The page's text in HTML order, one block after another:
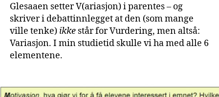
Glesaaen setter V(ariasjon) i parentes – og
skriver i debattinnlegget at den (som mange
ville tenke) ikke står for Vurdering, men altså:
Variasjon. I min studietid skulle vi ha med alle 6
elementene.